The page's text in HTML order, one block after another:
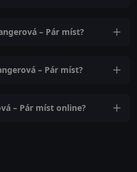
– Pár míst?
– Pár míst?
– Pár míst online?